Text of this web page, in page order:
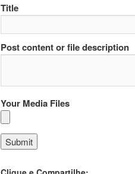
Title
Post content or file description
Your Media Files